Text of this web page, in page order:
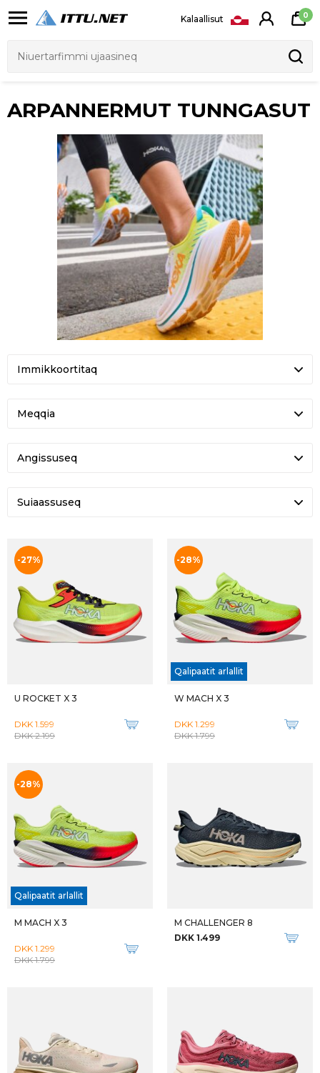
Kalaallisut 0
-27%
U ROCKET X 3
Qalipaatit arlallit
W MACH X 3
DKK 1.299
DKK 1.799
Qalipaatit arlallit
DKK 1.299
Qalipaatit arlallit
W CLIFTON 9 GTX
DKK 1.599
Qalipaatit arlallit
W BONDI 9
DKK 1.699
Qalipaatit arlallit
M MAFATE X
DKK 1.999
-25%
W SKYFLOW
DKK 1.199
-25%
M SKYFLOW
Qalipaatit arlallit
M GEL-NIMBUS 28